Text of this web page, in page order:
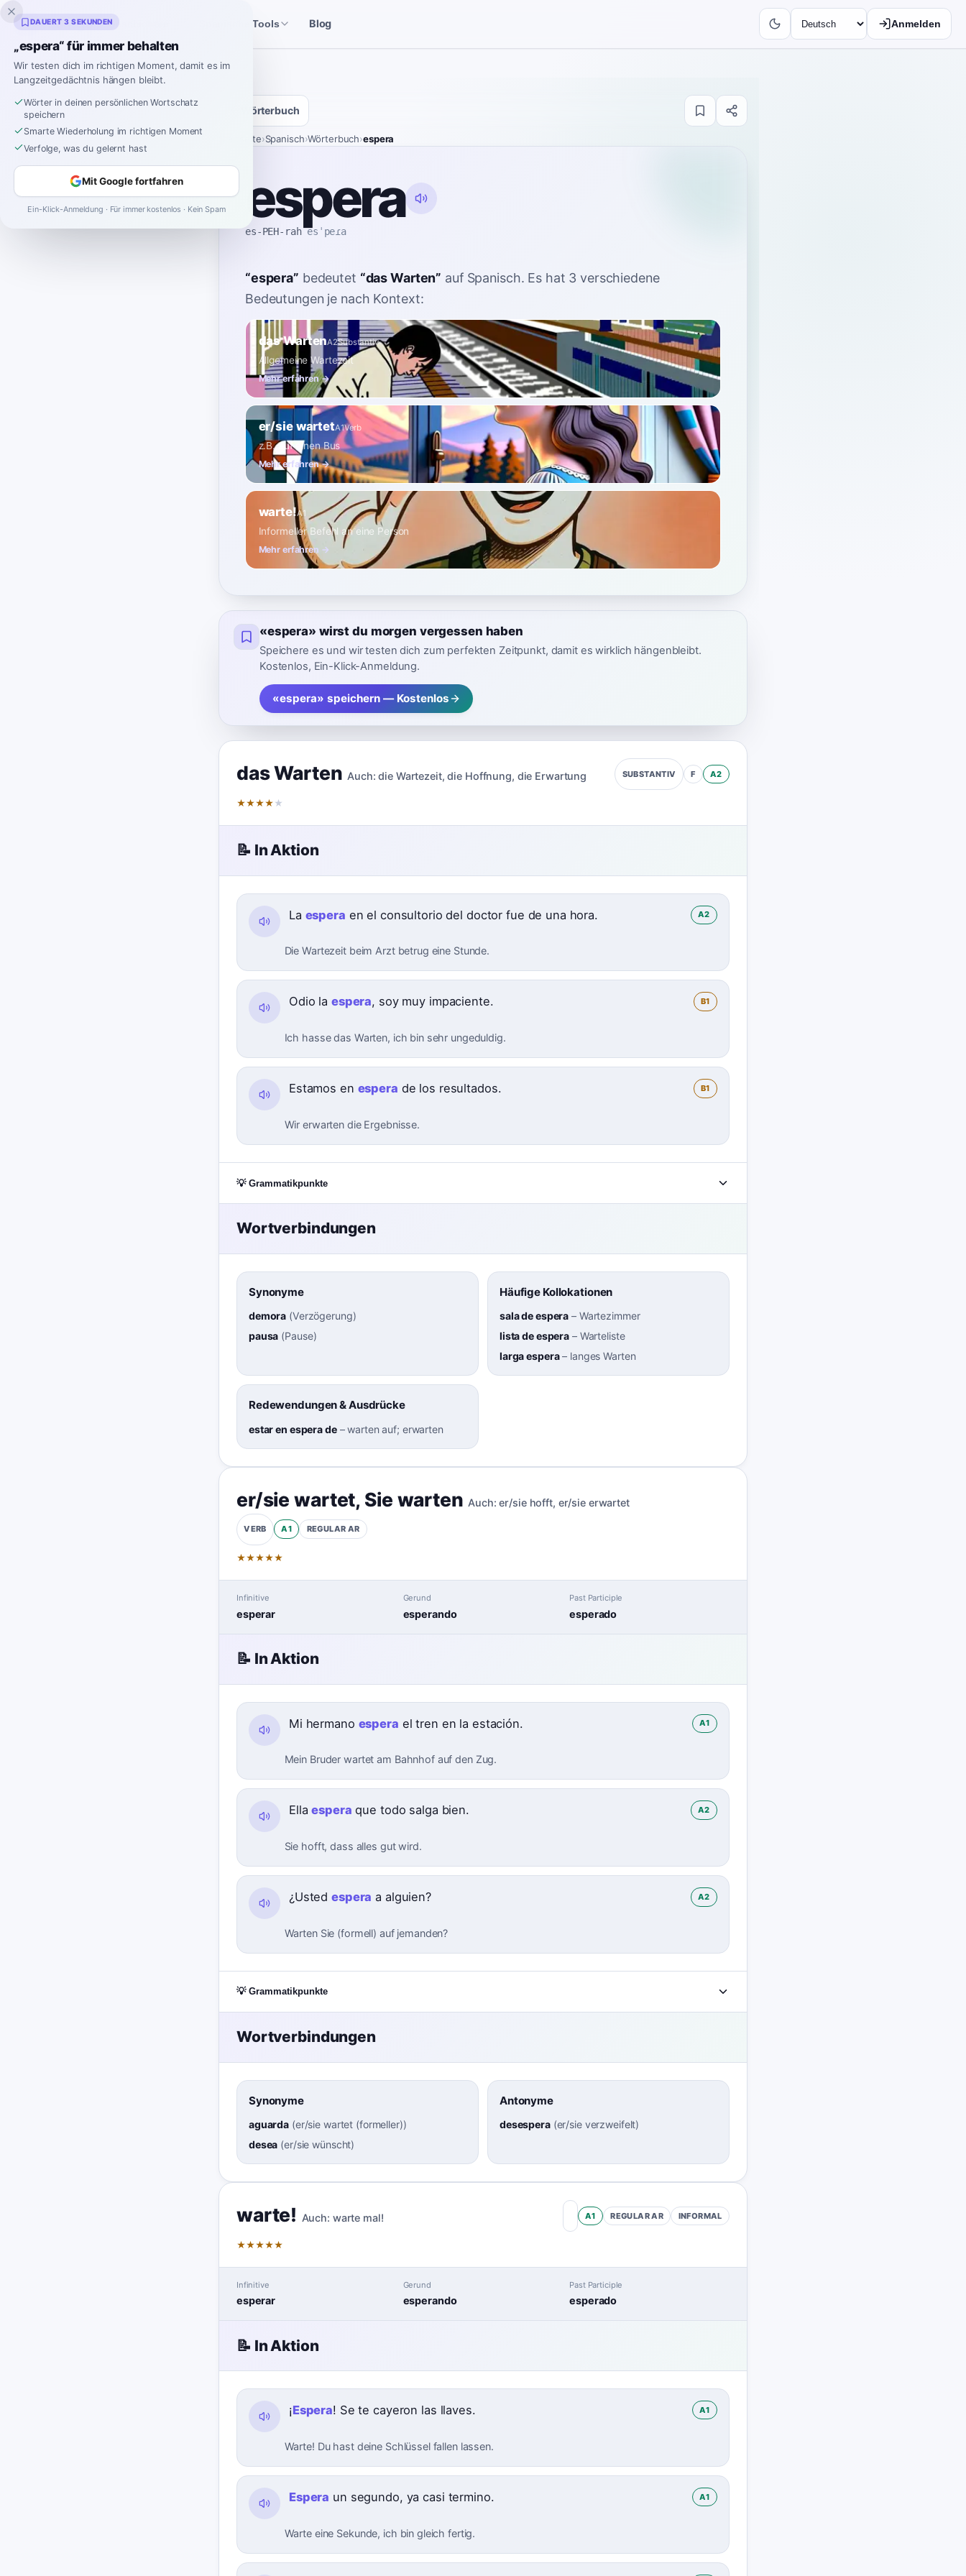
Inklingo Geschichten Spanische Tools Blog Anmelden
Wörterbuch
Startseite›Spanisch›Wörterbuch›espera
espera
es-PEH-rah esˈpeɾa
“espera” bedeutet “das Warten” auf Spanisch. Es hat 3 verschiedene
Bedeutungen je nach Kontext:
das WartenA2Substantiv
Allgemeine Wartezeit
Mehr erfahren →
er/sie wartetA1Verb
z.B. auf einen Bus
Mehr erfahren →
warte!A1
Informeller Befehl an eine Person
Mehr erfahren →
«espera» wirst du morgen vergessen haben
Speichere es und wir testen dich zum perfekten Zeitpunkt, damit es wirklich hängenbleibt.
Kostenlos, Ein-Klick-Anmeldung.
«espera» speichern — Kostenlos
das Warten Auch: die Wartezeit,die Hoffnung, die Erwartung SUBSTANTIV F A2
★★★★ ★
📝 In Aktion
La espera en el consultorio del doctor fue de una hora. A2
Die Wartezeit beim Arzt betrug eine Stunde.
Odio la espera, soy muy impaciente. B1
Ich hasse das Warten, ich bin sehr ungeduldig.
Estamos en espera de los resultados. B1
Wir erwarten die Ergebnisse.
💡 Grammatikpunkte
Wortverbindungen
Synonyme
demora (Verzögerung)
pausa (Pause)
Häufige Kollokationen
sala de espera – Wartezimmer
lista de espera – Warteliste
larga espera– langes Warten
Redewendungen & Ausdrücke
estar en espera de–warten auf; erwarten
er/sie wartet, Sie warten Auch: er/sie hofft, er/sie erwartet
VERB A1 REGULAR AR
★★★★★
Infinitive
esperar
Gerund
esperando
Past Participle
esperado
📝 In Aktion
Mi hermano espera el tren en la estación. A1
Mein Bruder wartet am Bahnhof auf den Zug.
Ellaespera que todo salga bien. A2
Sie hofft, dass alles gut wird.
¿Ustedespera a alguien? A2
Warten Sie (formell) auf jemanden?
💡 Grammatikpunkte
Wortverbindungen
Synonyme
aguarda (er/sie wartet (formeller))
desea (er/sie wünscht)
Antonyme
desespera(er/sie verzweifelt)
warte! Auch: warte mal! A1 REGULARAR INFORMAL
★★★★★
Infinitive
esperar
Gerund
esperando
Past Participle
esperado
📝 In Aktion
¡Espera! Se te cayeron las llaves. A1
Warte! Du hast deine Schlüssel fallen lassen.
Espera un segundo, ya casi termino. A1
Warte eine Sekunde, ich bin gleich fertig.
DAUERT 3 SEKUNDEN
„espera“ für immer behalten
Wir testen dich im richtigen Moment, damit es im
Langzeitgedächtnis hängen bleibt.
Wörter in deinen persönlichen Wortschatz
speichern
Smarte Wiederholung im richtigen Moment
Verfolge, was du gelernt hast
Mit Google fortfahren
Ein-Klick-Anmeldung · Für immer kostenlos · Kein Spam